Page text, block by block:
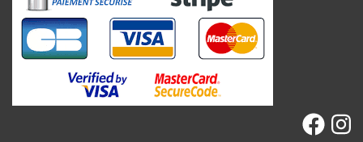
Pour
les
experts
En